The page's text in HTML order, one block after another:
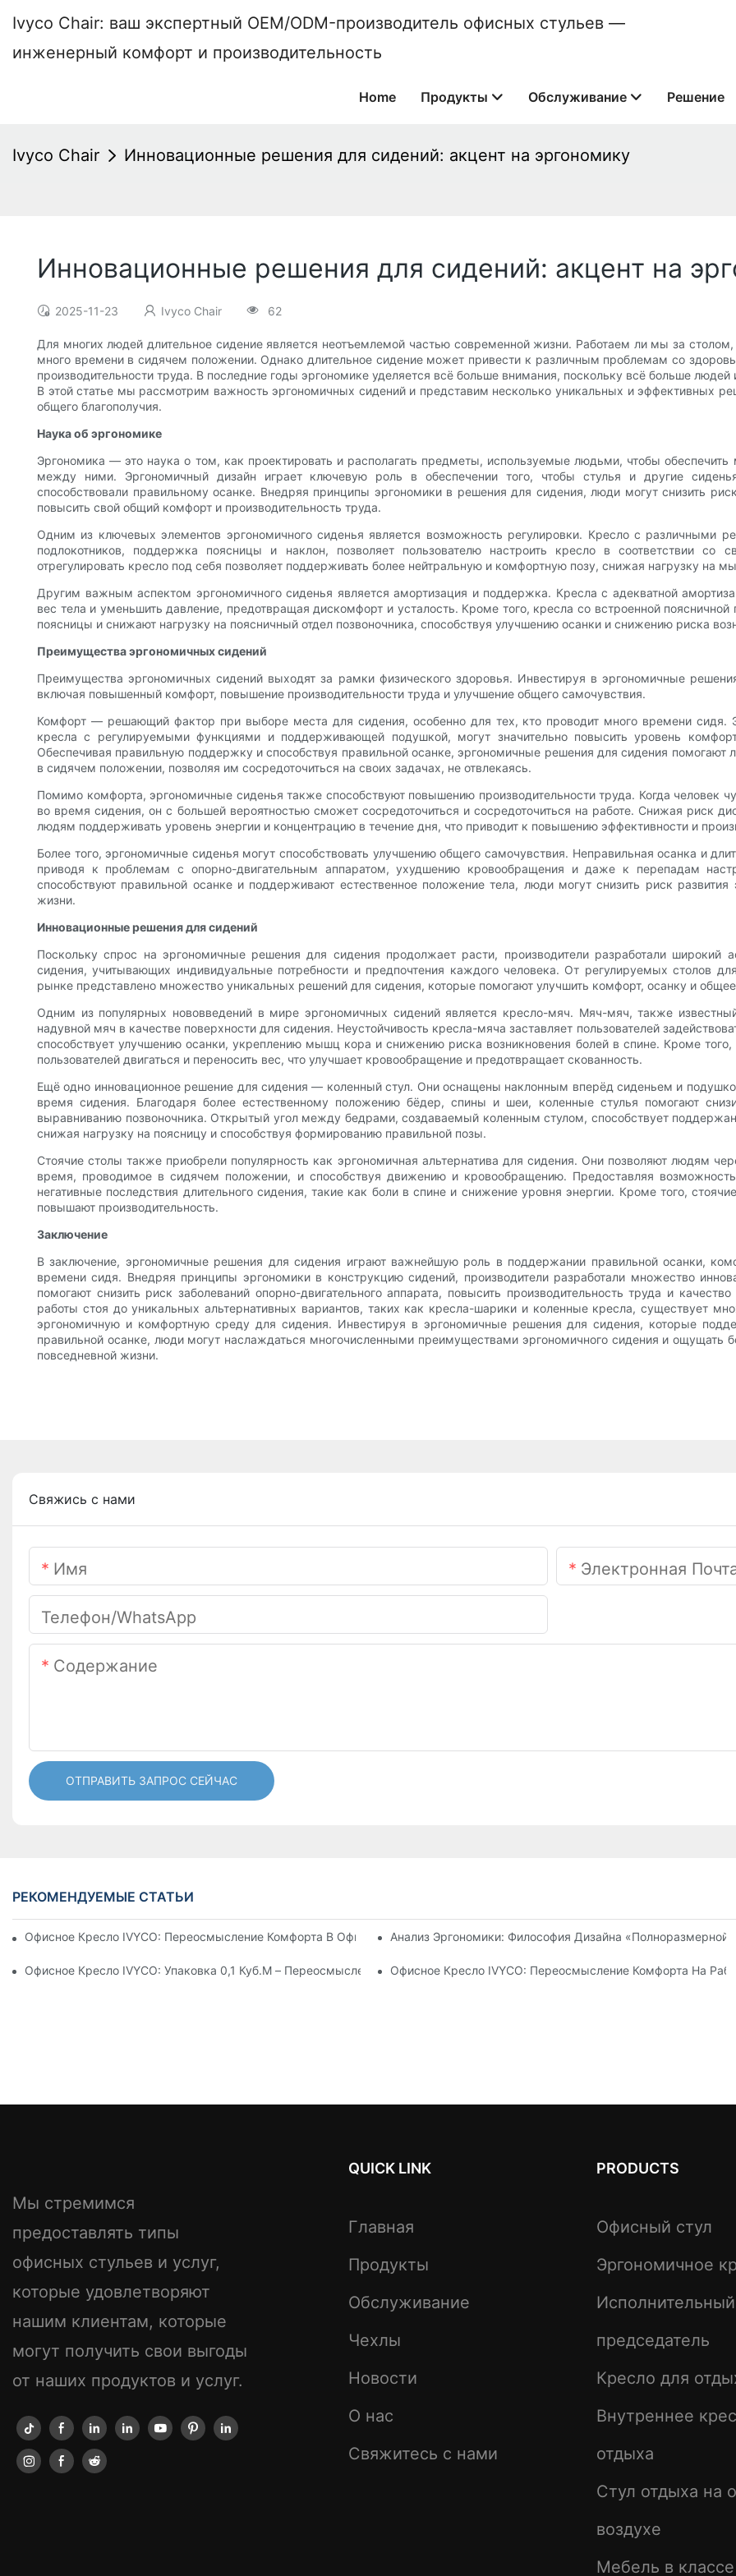
Ivyco Chair: ваш экспертный OEM/ODM-производитель офисных стульев —
инженерный комфорт и производительность
Home Продукты Обслуживание Решение
Ivyco Chair Инновационные решения для сидений: акцент на эргономику
Инновационные решения для сидений: акцент на
2025-11-23 Ivyco Chair 62
Для многих людей длительное сидение является неотъемлемой частью современной жизни. Работаем ли мы за
много времени в сидячем положении. Однако длительное сидение может привести к различным проблемам со
производительности труда. В последние годы эргономике уделяется всё больше внимания, поскольку всё больше
В этой статье мы рассмотрим важность эргономичных сидений и представим несколько уникальных и эффективных
общего благополучия.
Наука об эргономике
Эргономика — это наука о том, как проектировать и располагать предметы, используемые людьми, чтобы
между ними. Эргономичный дизайн играет ключевую роль в обеспечении того, чтобы стулья и другие
способствовали правильному осанке. Внедряя принципы эргономики в решения для сидения, люди могут снизить
повысить свой общий комфорт и производительность труда.
Одним из ключевых элементов эргономичного сиденья является возможность регулировки. Кресло с различными
подлокотников, поддержка поясницы и наклон, позволяет пользователю настроить кресло в соответствии со
отрегулировать кресло под себя позволяет поддерживать более нейтральную и комфортную позу, снижая нагрузку на
Другим важным аспектом эргономичного сиденья является амортизация и поддержка. Кресла с адекватной
вес тела и уменьшить давление, предотвращая дискомфорт и усталость. Кроме того, кресла со встроенной
поясницы и снижают нагрузку на поясничный отдел позвоночника, способствуя улучшению осанки и снижению риска
Преимущества эргономичных сидений
Преимущества эргономичных сидений выходят за рамки физического здоровья. Инвестируя в эргономичные
включая повышенный комфорт, повышение производительности труда и улучшение общего самочувствия.
Комфорт — решающий фактор при выборе места для сидения, особенно для тех, кто проводит много времени сидя.
кресла с регулируемыми функциями и поддерживающей подушкой, могут значительно повысить уровень
Обеспечивая правильную поддержку и способствуя правильной осанке, эргономичные решения для сидения помогают
в сидячем положении, позволяя им сосредоточиться на своих задачах, не отвлекаясь.
Помимо комфорта, эргономичные сиденья также способствуют повышению производительности труда. Когда человек
во время сидения, он с большей вероятностью сможет сосредоточиться и сосредоточиться на работе. Снижая риск
людям поддерживать уровень энергии и концентрацию в течение дня, что приводит к повышению эффективности и
Более того, эргономичные сиденья могут способствовать улучшению общего самочувствия. Неправильная осанка и
приводя к проблемам с опорно-двигательным аппаратом, ухудшению кровообращения и даже к перепадам
способствуют правильной осанке и поддерживают естественное положение тела, люди могут снизить риск
жизни.
Инновационные решения для сидений
Поскольку спрос на эргономичные решения для сидения продолжает расти, производители разработали широкий
сидения, учитывающих индивидуальные потребности и предпочтения каждого человека. От регулируемых столов
рынке представлено множество уникальных решений для сидения, которые помогают улучшить комфорт, осанку и
Одним из популярных нововведений в мире эргономичных сидений является кресло-мяч. Мяч-мяч, также
надувной мяч в качестве поверхности для сидения. Неустойчивость кресла-мяча заставляет пользователей
способствует улучшению осанки, укреплению мышц кора и снижению риска возникновения болей в спине. Кроме
пользователей двигаться и переносить вес, что улучшает кровообращение и предотвращает скованность.
Ещё одно инновационное решение для сидения — коленный стул. Они оснащены наклонным вперёд сиденьем и
время сидения. Благодаря более естественному положению бёдер, спины и шеи, коленные стулья помогают
выравниванию позвоночника. Открытый угол между бедрами, создаваемый коленным стулом, способствует
снижая нагрузку на поясницу и способствуя формированию правильной позы.
Стоячие столы также приобрели популярность как эргономичная альтернатива для сидения. Они позволяют людям
время, проводимое в сидячем положении, и способствуя движению и кровообращению. Предоставляя возможность
негативные последствия длительного сидения, такие как боли в спине и снижение уровня энергии. Кроме того,
повышают производительность.
Заключение
В заключение, эргономичные решения для сидения играют важнейшую роль в поддержании правильной осанки,
времени сидя. Внедряя принципы эргономики в конструкцию сидений, производители разработали множество
помогают снизить риск заболеваний опорно-двигательного аппарата, повысить производительность труда и
работы стоя до уникальных альтернативных вариантов, таких как кресла-шарики и коленные кресла, существует
эргономичную и комфортную среду для сидения. Инвестируя в эргономичные решения для сидения, которые
правильной осанке, люди могут наслаждаться многочисленными преимуществами эргономичного сидения и ощущать
повседневной жизни.
Свяжись с нами
Имя Электронная
Телефон/WhatsApp
Содержание
ОТПРАВИТЬ ЗАПРОС СЕЙЧАС
РЕКОМЕНДУЕМЫЕ СТАТЬИ
Офисное Кресло IVYCO: Переосмысление Комфорта В Офисе Благодаря Регулировке, Ориентированной На Человека.
Анализ Эргономики: Философия Дизайна
Офисное Кресло IVYCO: Упаковка 0,1 Куб.м – Переосмысление Экономики Транспортировки Офисных Кресел.
Офисное Кресло IVYCO: Переосмысление Комфорта На
Мы стремимся
предоставлять типы
офисных стульев и услуг,
которые удовлетворяют
нашим клиентам, которые
могут получить свои выгоды
от наших продуктов и услуг.
QUICK LINK
Главная
Продукты
Обслуживание
Чехлы
Новости
О нас
Свяжитесь с нами
PRODUCTS
Офисный стул
Эргономичное
председатель
Кресло для
Внутреннее
отдыха
Стул отдыха на
воздухе
Мебель в